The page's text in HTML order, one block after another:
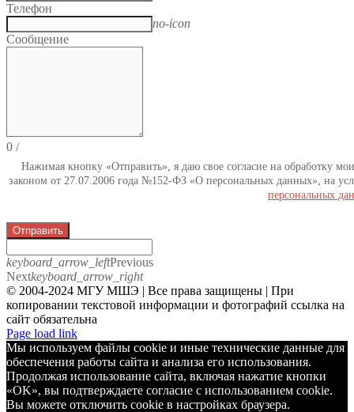
Телефон
no-icon
Сообщение
0 /
Нажимая кнопку «Отправить», я даю свое согласие на обработку
законом от 27.07.2006 года №152-ФЗ «О персональных данных», на
персональных
Отправить
keyboard_arrow_leftPrevious
Nextkeyboard_arrow_right
© 2004-2024 МГУ МШЭ | Все права защищены | При
копировании текстовой информации и фотографий ссылка на
сайт обязательна
Telegram
Page load link
Мы используем файлы cookie и иные технические данные для
обеспечения работы сайта и анализа его использования.
Продолжая использование сайта, включая нажатие кнопки
«OK», вы подтверждаете согласие с использованием cookie.
Вы можете отключить cookie в настройках браузера.